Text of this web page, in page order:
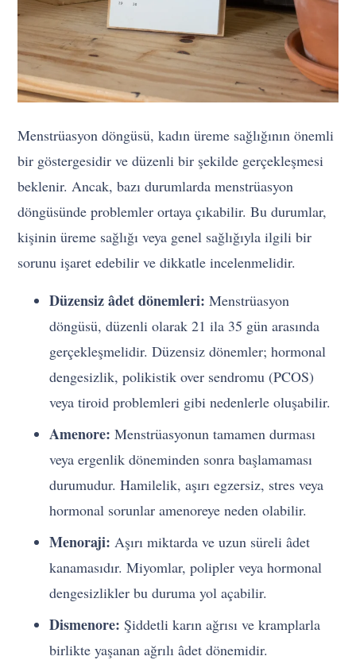
Menstrüasyon döngüsü, kadın üreme sağlığının önemli
bir göstergesidir ve düzenli bir şekilde gerçekleşmesi
beklenir. Ancak, bazı durumlarda menstrüasyon
döngüsünde problemler ortaya çıkabilir. Bu durumlar,
kişinin üreme sağlığı veya genel sağlığıyla ilgili bir
sorunu işaret edebilir ve dikkatle incelenmelidir.
Düzensiz âdet dönemleri: Menstrüasyon
döngüsü, düzenli olarak 21 ila 35 gün arasında
gerçekleşmelidir. Düzensiz dönemler; hormonal
dengesizlik, polikistik over sendromu (PCOS)
veya tiroid problemleri gibi nedenlerle oluşabilir.
Amenore: Menstrüasyonun tamamen durması
veya ergenlik döneminden sonra başlamaması
durumudur. Hamilelik, aşırı egzersiz, stres veya
hormonal sorunlar amenoreye neden olabilir.
Menoraji: Aşırı miktarda ve uzun süreli âdet
kanamasıdır. Miyomlar, polipler veya hormonal
dengesizlikler bu duruma yol açabilir.
Dismenore: Şiddetli karın ağrısı ve kramplarla
birlikte yaşanan ağrılı âdet dönemidir.